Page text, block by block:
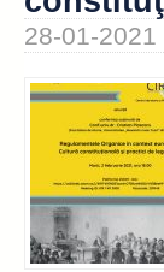
28-01-2021